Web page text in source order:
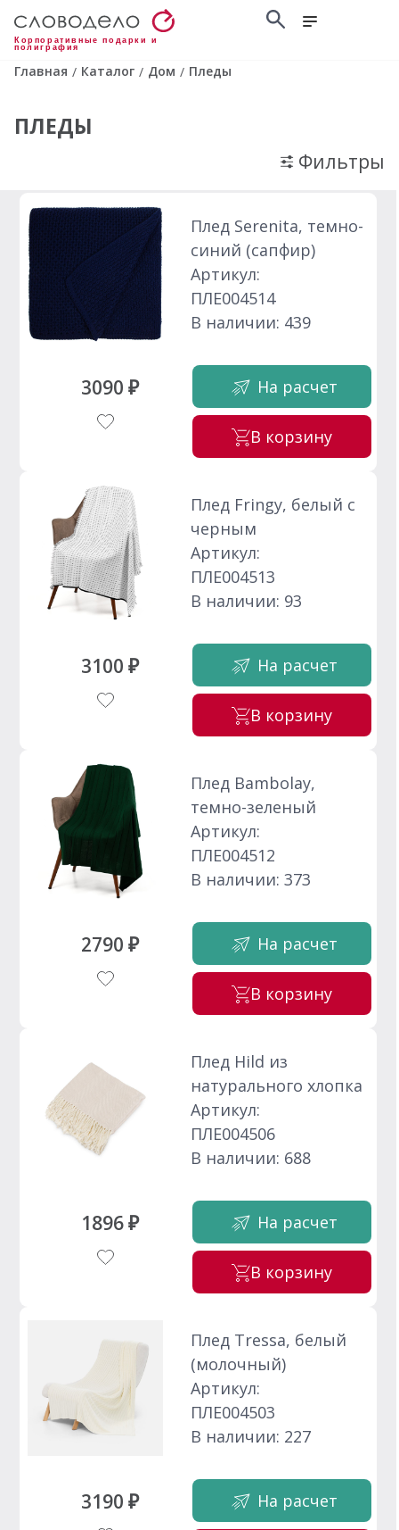
Корпоративные подарки и
полиграфия
Главная / Каталог / Дом / Пледы
ПЛЕДЫ
Фильтры
3090 ₽
Плед Serenita, темно-
синий (сапфир)
Артикул:
ПЛЕ004514
В наличии: 439
На расчет
В корзину
3100 ₽
Плед Fringy, белый с
черным
Артикул:
ПЛЕ004513
В наличии: 93
На расчет
В корзину
2790 ₽
Плед Bambolay,
темно-зеленый
Артикул:
ПЛЕ004512
В наличии: 373
На расчет
В корзину
1896 ₽
Плед Hild из
натурального хлопка
Артикул:
ПЛЕ004506
В наличии: 688
На расчет
В корзину
3190 ₽
Плед Tressa, белый
(молочный)
Артикул:
ПЛЕ004503
В наличии: 227
На расчет